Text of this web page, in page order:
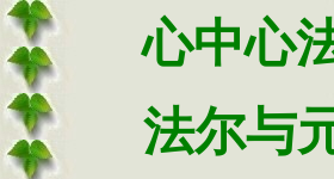
心中心
法尔与